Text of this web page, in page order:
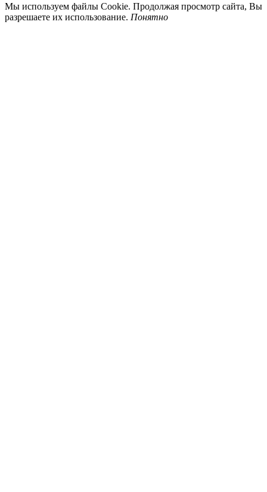
Мы используем файлы Cookie. Продолжая просмотр сайта, Вы
разрешаете их использование. Понятно